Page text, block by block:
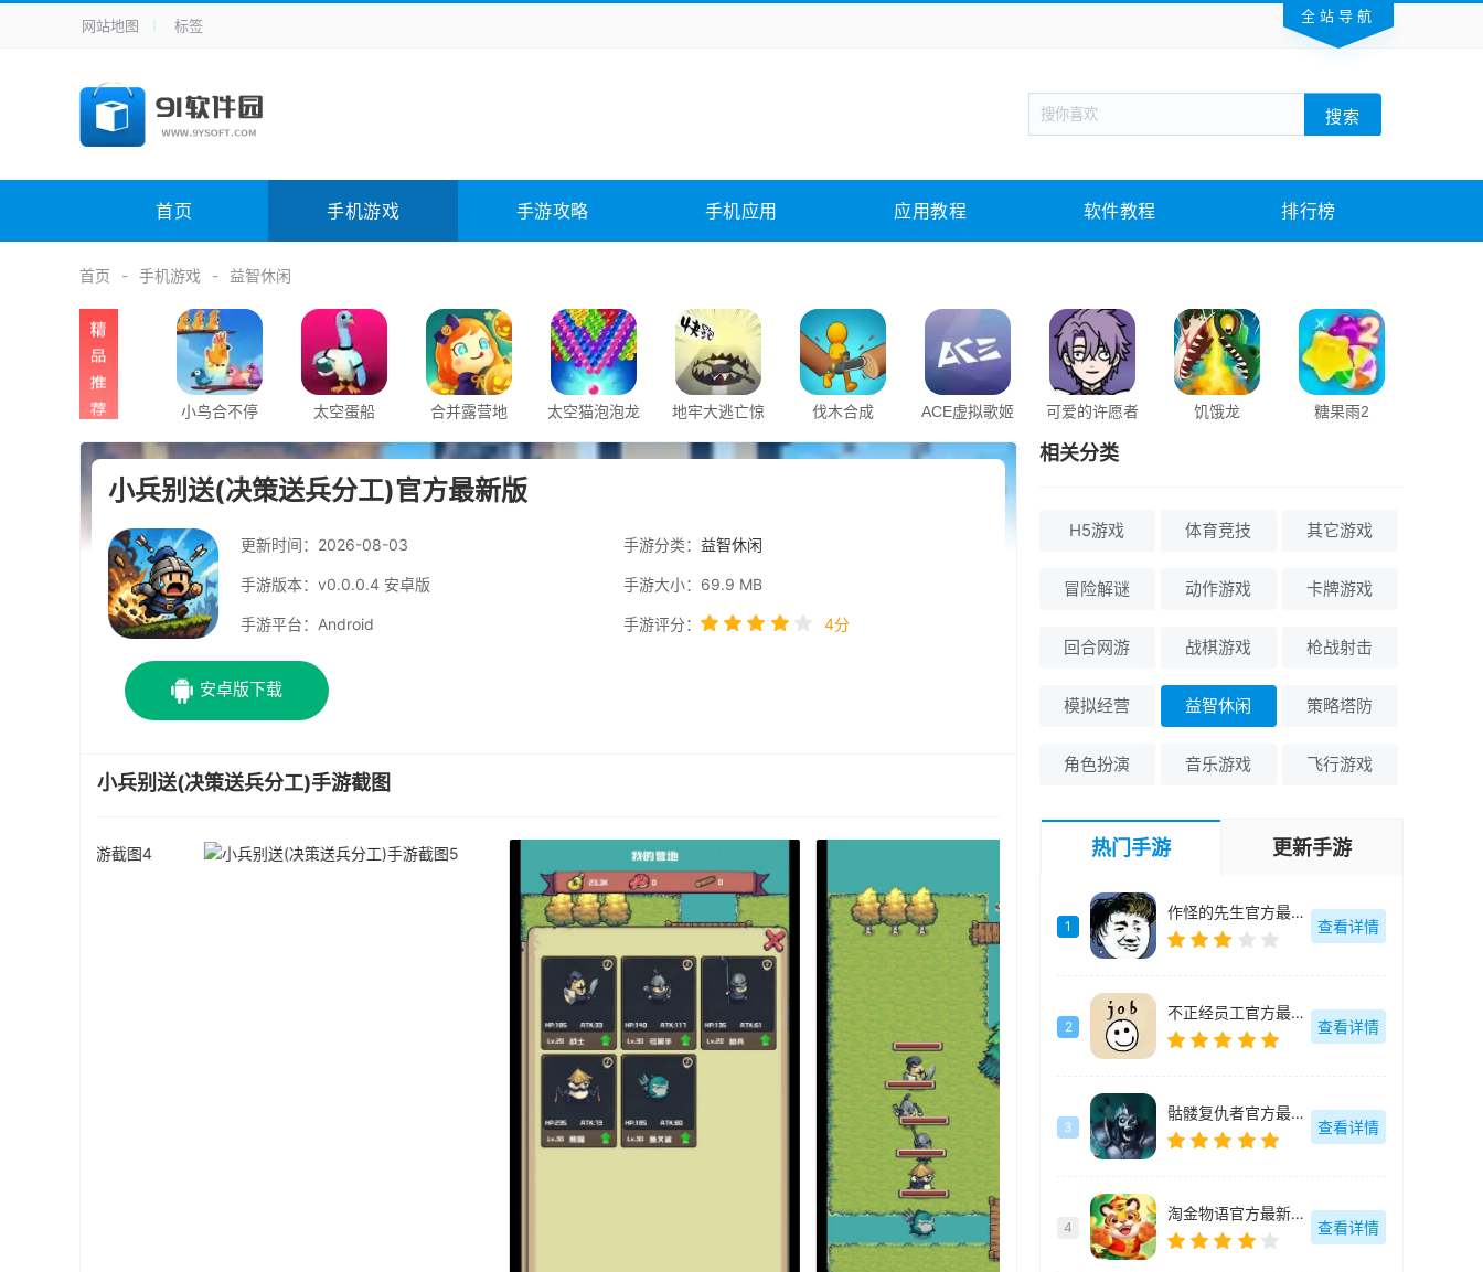
手机应用 新闻阅读 旅游出行 生活实用
手机游戏 H5游戏 回合网游 战棋游戏 枪战射击
电脑软件 其它类别 图形软件 安全相关 应用软件 影音软件 插件下载 教育教学 游戏娱乐 系统软件 素材下载
未分类 综合其它
全站导航
网站地图 标签
搜索
首页 手机游戏 手游攻略 手机应用 应用教程 软件教程 排行榜
首页 手机游戏 益智休闲
小鸟合不停 太空蛋船 合并露营地 太空猫泡泡龙
地牢大逃亡惊
伐木合成 ACE虚拟歌姬 可爱的许愿者 饥饿龙 糖果雨2
小兵别送(决策送兵分工)官方最新版
更新时间： 2026-08-03 手游分类： 益智休闲
手游版本：v0.0.0.4 安卓版 手游大小：69.9 MB
手游平台：Android 手游评分： 4分
安卓版下载
小兵别送(决策送兵分工)手游截图
相关分类
H5游戏 体育竞技 其它游戏
冒险解谜 动作游戏 卡牌游戏
回合网游 战棋游戏 枪战射击
模拟经营 益智休闲 策略塔防
角色扮演 音乐游戏 飞行游戏
热门手游 更新手游
1
作怪的先生官方最新版-v1.0.0
查看详情
2
不正经员工官方最新版-v1.15
查看详情
3
骷髅复仇者官方最新版-v1.0.7.4
查看详情
4
淘金物语官方最新版-v1.0.4
查看详情